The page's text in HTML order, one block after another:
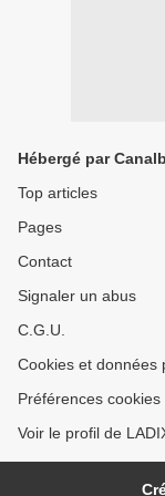
Hébergé par
Top articles
Pages
Contact
Signaler un abus
C.G.U.
Cookies et données
Préférences cookies
Voir le profil de